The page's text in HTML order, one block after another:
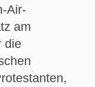
Air-
am
die